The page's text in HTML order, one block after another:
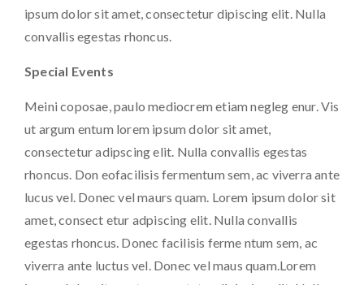
ipsum dolor sit amet, consectetur dipiscing elit. Nulla
convallis egestas rhoncus.
Special Events
Meini coposae, paulo mediocrem etiam negleg enur. Vis
ut argum entum lorem ipsum dolor sit amet,
consectetur adipscing elit. Nulla convallis egestas
rhoncus. Don eofacilisis fermentum sem, ac viverra ante
lucus vel. Donec vel maurs quam. Lorem ipsum dolor sit
amet, consect etur adpiscing elit. Nulla convallis
egestas rhoncus. Donec facilisis ferme ntum sem, ac
viverra ante luctus vel. Donec vel maus quam.Lorem